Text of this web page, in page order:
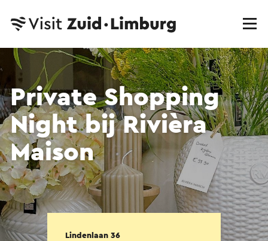
Private Shopping
Night bij Rivièra
Maison
Lindenlaan 36